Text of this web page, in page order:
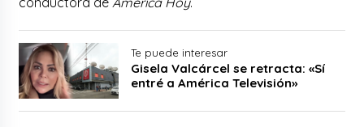
Te puede interesar
Gisela Valcárcel se retracta: «Sí
entré a América Televisión»